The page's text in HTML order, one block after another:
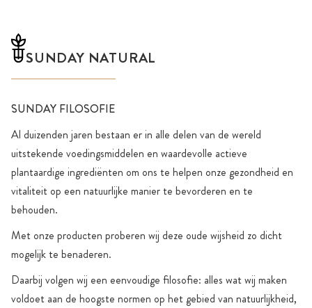
SUNDAY NATURAL
SUNDAY FILOSOFIE
Al duizenden jaren bestaan er in alle delen van de wereld
uitstekende voedingsmiddelen en waardevolle actieve
plantaardige ingrediënten om ons te helpen onze gezondheid en
vitaliteit op een natuurlijke manier te bevorderen en te
behouden.
Met onze producten proberen wij deze oude wijsheid zo dicht
mogelijk te benaderen.
Daarbij volgen wij een eenvoudige filosofie: alles wat wij maken
voldoet aan de hoogste normen op het gebied van natuurlijkheid,